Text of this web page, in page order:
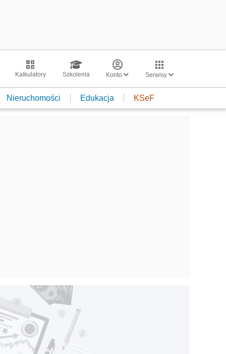
Kalkulatory Szkolenia Konto Serwisy
Nieruchomości Edukacja KSeF